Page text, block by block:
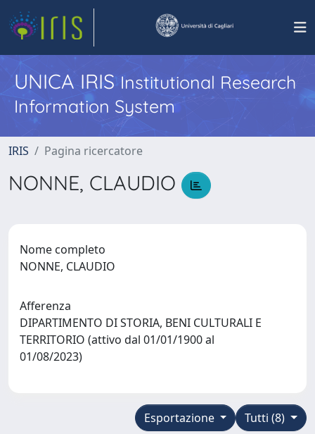
UNICA IRISInstitutional Research
Information System
IRIS Pagina ricercatore
NONNE, CLAUDIO
Nome completo
NONNE, CLAUDIO
Afferenza
DIPARTIMENTO DI STORIA, BENI CULTURALI E
TERRITORIO (attivo dal 01/01/1900 al
01/08/2023)
Tutti (8)
Esportazione